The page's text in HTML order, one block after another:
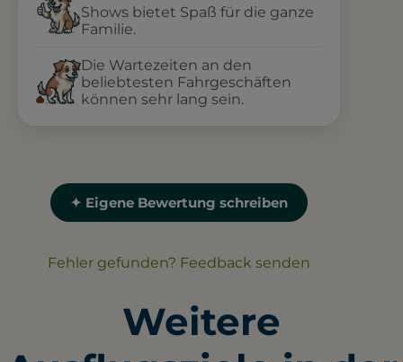
Shows bietet Spaß für die ganze
Familie.
Die Wartezeiten an den
beliebtesten Fahrgeschäften
können sehr lang sein.
✦ Eigene Bewertung schreiben
Fehler gefunden? Feedback senden
Weitere